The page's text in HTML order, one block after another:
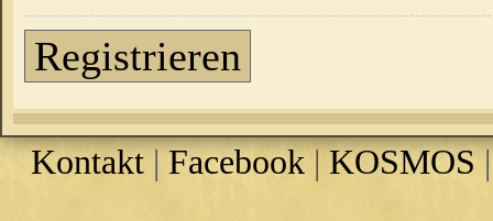
Registrieren
Kontakt | Facebook |KOSMOS